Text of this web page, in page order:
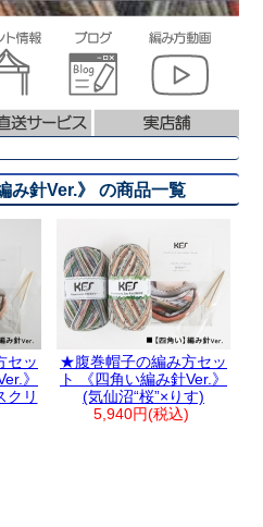
み針Ver.》 の商品一覧
セッ
》
クリ
★腹巻帽子の編み方セッ
ト 《四角い編み針Ver.》
(気仙沼“桜”×りす)
5,940円(税込)